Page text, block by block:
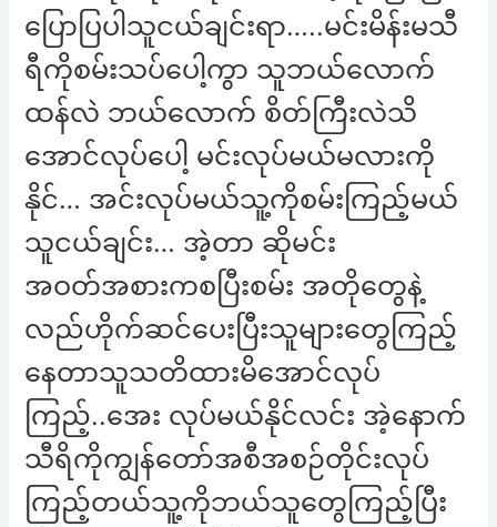
ပြောပြပါသူငယ်ချင်းရာ…..မင်းမိန်းမသီ
ရီကိုစမ်းသပ်ပေါ့ကွာ သူဘယ်လောက်
ထန်လဲ ဘယ်လောက် စိတ်ကြီးလဲသိ
အောင်လုပ်ပေါ့ မင်းလုပ်မယ်မလားကို
နိုင်… အင်းလုပ်မယ်သူ့ကိုစမ်းကြည့်မယ်
သူငယ်ချင်း… အဲ့တာ ဆိုမင်း
အဝတ်အစားကစပြီးစမ်း အတိုတွေနဲ့
လည်ဟိုက်ဆင်ပေးပြီးသူများတွေကြည့်
နေတာသူသတိထားမိအောင်လုပ်
ကြည့်..အေး လုပ်မယ်နိုင်လင်း အဲ့နောက်
သီရိကိုကျွန်တော်အစီအစဉ်တိုင်းလုပ်
ကြည့်တယ်သူ့ကိုဘယ်သူတွေကြည့်ပြီး